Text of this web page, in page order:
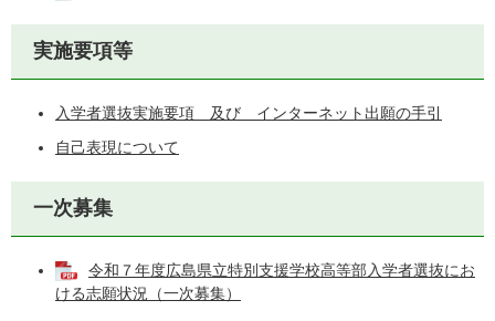
実施要項等
入学者選抜実施要項 及び インターネット出願の手引
自己表現について
一次募集
令和７年度広島県立特別支援学校高等部入学者選抜にお
ける志願状況（一次募集）